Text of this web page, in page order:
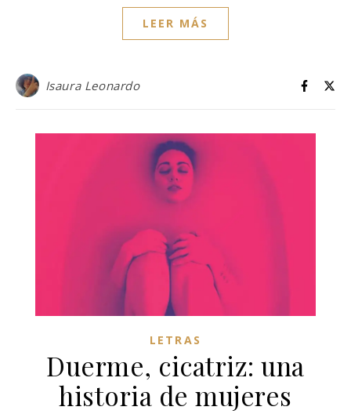
LEER MÁS
Isaura Leonardo
LETRAS
Duerme, cicatriz: una
historia de mujeres